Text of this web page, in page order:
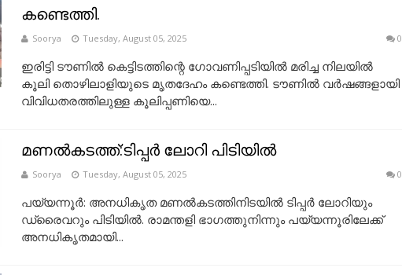
കണ്ടെത്തി.
Soorya Tuesday, August 05, 2025 0
ഇരിട്ടി ടൗണിൽ കെട്ടിടത്തിന്റെ ഗോവണിപ്പടിയിൽ മരിച്ച നിലയിൽ
കൂലി തൊഴിലാളിയുടെ മൃതദേഹം കണ്ടെത്തി. ടൗണിൽ വർഷങ്ങളായി
വിവിധതരത്തിലുള്ള കൂലിപ്പണിയെ...
മണല്‍കടത്ത്:ടിപ്പര്‍ ലോറി പിടിയില്‍
Soorya Tuesday, August 05, 2025 0
പയ്യന്നൂര്‍: അനധികൃത മണല്‍കടത്തിനിടയില്‍ ടിപ്പർ ലോറിയും
ഡ്രൈവറും പിടിയില്‍. രാമന്തളി ഭാഗത്തുനിന്നും പയ്യന്നൂരിലേക്ക്
അനധികൃതമായി...